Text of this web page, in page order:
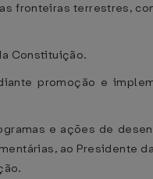
fronteiras terrestres,
Constituição.
promoção e
e ações de
ao Presidente